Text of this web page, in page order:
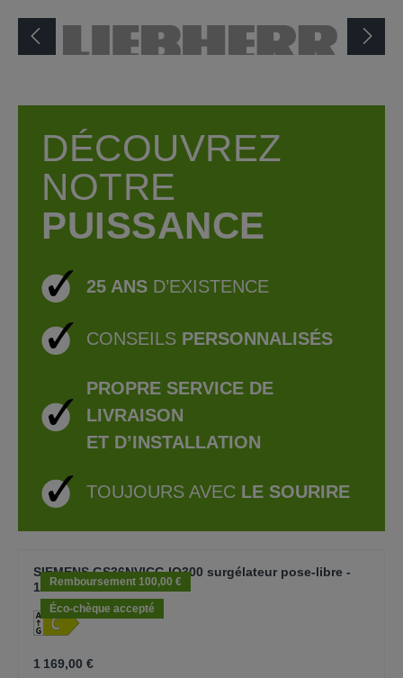
DÉCOUVREZ
NOTRE
PUISSANCE
25 ANS D’EXISTENCE
CONSEILS PERSONNALISÉS
PROPRE SERVICE DE
LIVRAISON
ET D’INSTALLATION
TOUJOURS AVEC LE SOURIRE
Remboursement 100,00 €
Éco-chèque accepté
SIEMENS GS36NVICG IQ300 surgélateur pose-libre -
186cm
1 169,00 €